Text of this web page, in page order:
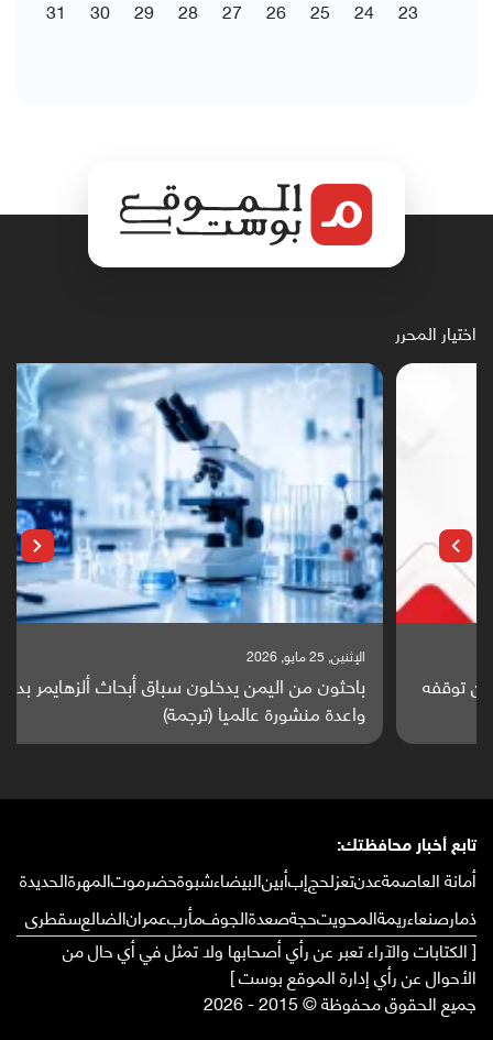
23
24
25
26
27
28
29
30
31
اختيار المحرر
باحثون من اليمن يدخلون سباق أبحاث ألزهايمر بدراسة
واعدة منشورة عالميا (ترجمة)
تابع أخبار محافظتك:
أمانة العاصمةعدنتعزلحجإبأبينالبيضاءشبوةحضرموتالمهرةالحديدة
ذمارصنعاءريمةالمحويتحجةصعدةالجوفمأربعمرانالضالعسقطرى
[ الكتابات والآراء تعبر عن رأي أصحابها ولا تمثل في أي حال من
الأحوال عن رأي إدارة الموقع بوست ]
جميع الحقوق محفوظة © 2015 - 2026